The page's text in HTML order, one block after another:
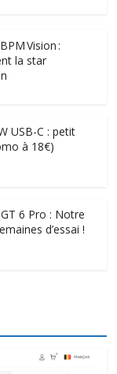
Vision :
la star
USB-C : petit
à 18€)
6 Pro : Notre
d’essai !